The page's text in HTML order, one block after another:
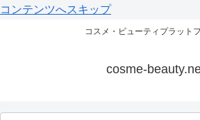
コンテンツへスキップ
コスメ・ビューティプラット
cosme-